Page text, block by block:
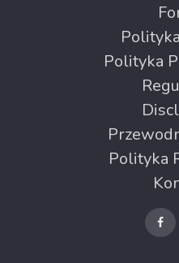
Polityka
Polityka